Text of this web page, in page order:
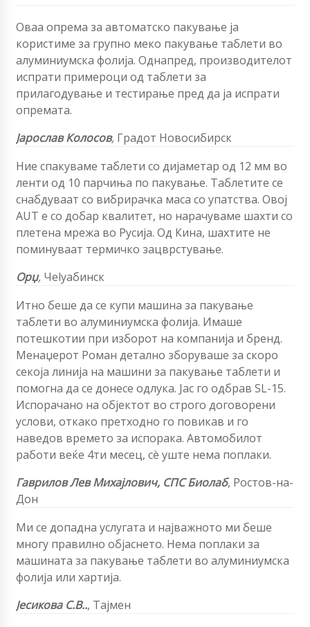
Оваа опрема за автоматско пакување ја
користиме за групно меко пакување таблети во
алуминиумска фолија. Однапред, производителот
испрати примероци од таблети за
прилагодување и тестирање пред да ја испрати
опремата.
Јарослав Колосов, Градот Новосибирск
Ние спакуваме таблети со дијаметар од 12 мм во
ленти од 10 парчиња по пакување. Таблетите се
снабдуваат со вибрирачка маса со упатства. Овој
AUT е со добар квалитет, но нарачуваме шахти со
плетена мрежа во Русија. Од Кина, шахтите не
поминуваат термичко зацврстување.
Орџ, Чеlyабинск
Итно беше да се купи машина за пакување
таблети во алуминиумска фолија. Имаше
потешкотии при изборот на компанија и бренд.
Менаџерот Роман детално зборуваше за скоро
секоја линија на машини за пакување таблети и
помогна да се донесе одлука. Јас го одбрав SL-15.
Испорачано на објектот во строго договорени
услови, откако претходно го повикав и го
наведов времето за испорака. Автомобилот
работи веќе 4ти месец, сè уште нема поплаки.
Гаврилов Лев Михајлович, СПС Биолаб, Ростов-на-
Дон
Ми се допадна услугата и најважното ми беше
многу правилно објаснето. Нема поплаки за
машината за пакување таблети во алуминиумска
фолија или хартија.
Јесикова С.В.., Тајмен